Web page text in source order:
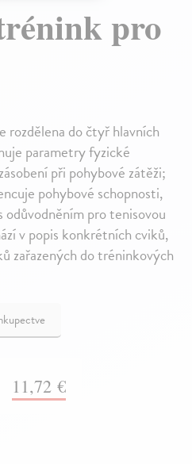
pro
rozdělena do čtyř hlavních
parametry fyzické
při pohybové zátěži;
pohybové schopnosti,
pro tenisovou
v popis konkrétních cviků,
zařazených do tréninkových
11,72 €